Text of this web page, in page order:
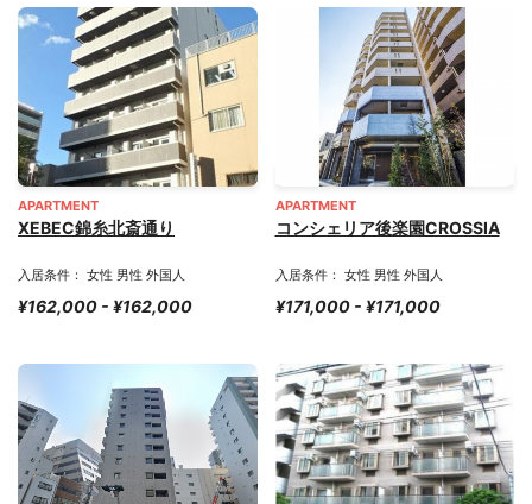
APARTMENT
XEBEC錦糸北斎通り
入居条件： 女性 男性 外国人
¥162,000 - ¥162,000
APARTMENT
コンシェリア後楽園CROSSIA
入居条件： 女性 男性 外国人
¥171,000 - ¥171,000